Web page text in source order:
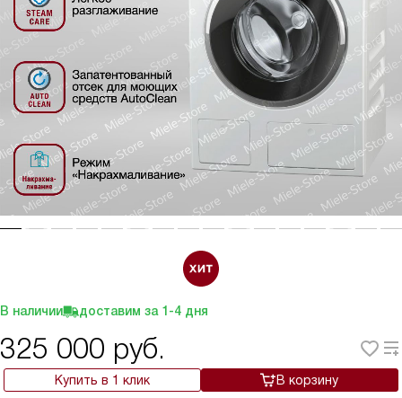
В наличии доставим за 1-4 дня
325 000 руб.
Купить в 1 клик
В корзину